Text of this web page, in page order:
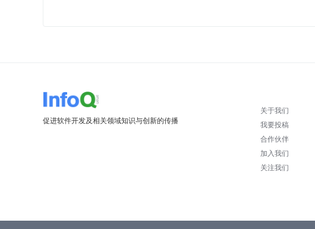
促进软件开发及相关领域知识与创新的传播
关于我们
我要投稿
合作伙伴
加入我们
关注我们